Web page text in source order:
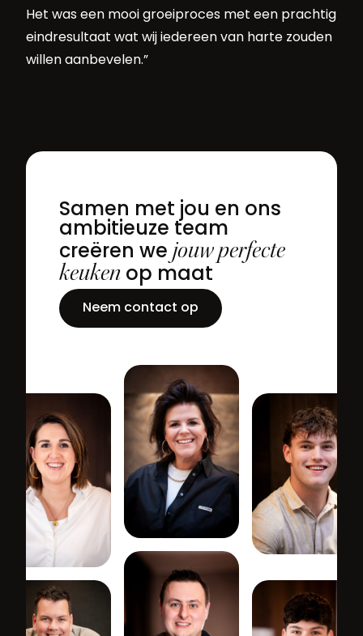
Het was een mooi groeiproces met een prachtig
eindresultaat wat wij iedereen van harte zouden
willen aanbevelen.”
Samen met jou en ons
ambitieuze team
creëren we jouw perfecte
keukenop maat
Neem contact op